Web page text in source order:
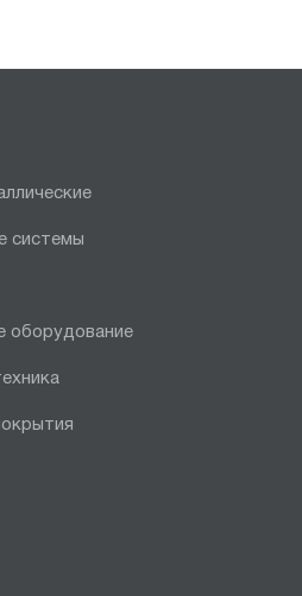
системы
оборудование